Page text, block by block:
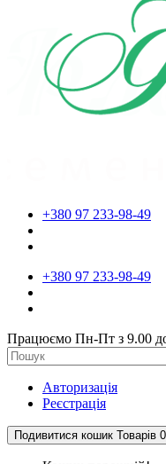
+380 97 233-98-49
+380 97 233-98-49
Працюємо Пн-Пт з 9.00
Авторизація
Реєстрація
Подивитися кошик Товарів